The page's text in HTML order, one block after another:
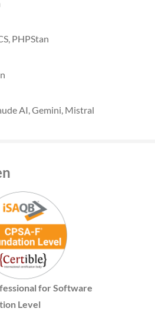
PHPStan
AI, Gemini, Mistral
for Software
Level